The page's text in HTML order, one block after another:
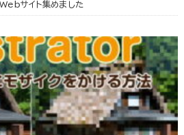
Webサイト集めました